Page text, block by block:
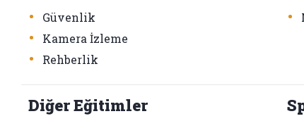
• Güvenlik
• Kamera İzleme
• Rehberlik
•
Diğer Eğitimler